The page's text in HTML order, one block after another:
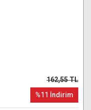
162,55 TL
%11 İndirim